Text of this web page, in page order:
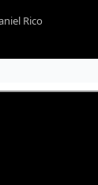
Redacción